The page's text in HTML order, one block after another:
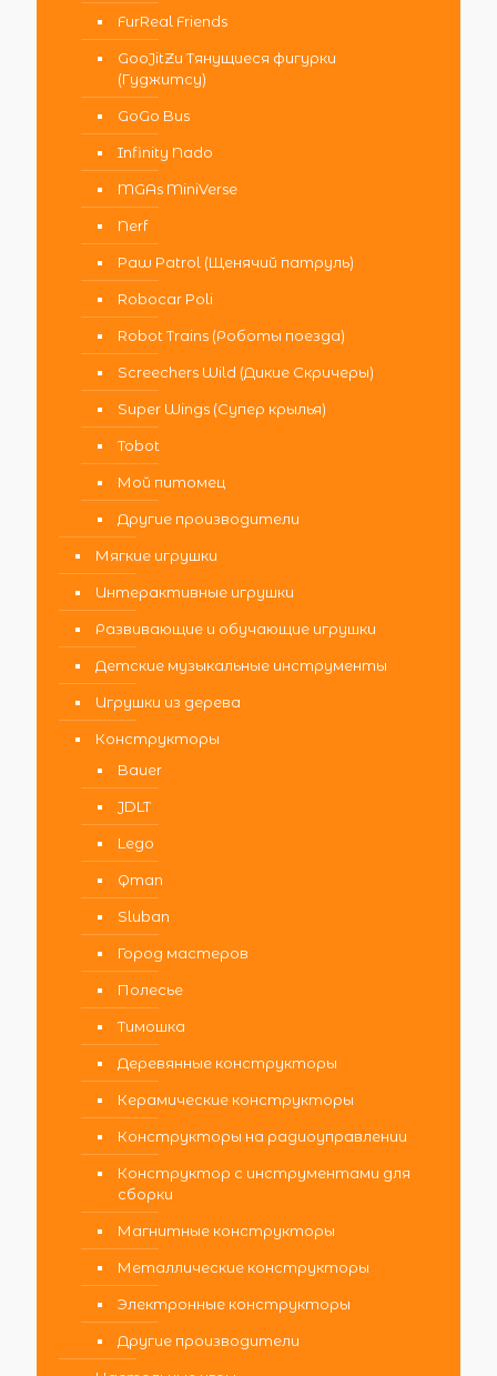
FurReal Friends
GooJitZu Тянущиеся фигурки
(Гуджитсу)
GoGo Bus
Infinity Nado
MGAs MiniVerse
Nerf
Paw Patrol (Щенячий патруль)
Robocar Poli
Robot Trains (Роботы поезда)
Screechers Wild (Дикие Скричеры)
Super Wings (Супер крылья)
Tobot
Мой питомец
Другие производители
Мягкие игрушки
Интерактивные игрушки
Развивающие и обучающие игрушки
Детские музыкальные инструменты
Игрушки из дерева
Конструкторы
Bauer
JDLT
Lego
Qman
Sluban
Город мастеров
Полесье
Тимошка
Деревянные конструкторы
Керамические конструкторы
Конструкторы на радиоуправлении
Конструктор с инструментами для
сборки
Магнитные конструкторы
Металлические конструкторы
Электронные конструкторы
Другие производители